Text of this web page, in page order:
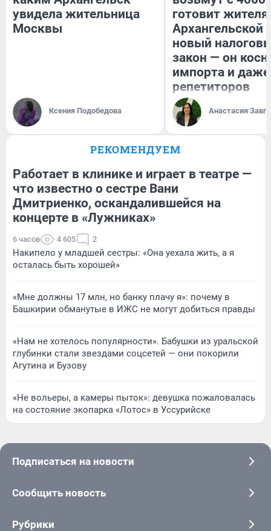
увидела жительница
Москвы
Ксения Подобедова
готовит
Архангельской
новый
закон — он
импорта и даже
репетиторов
Анастасия
РЕКОМЕНДУЕМ
Работает в клинике и играет в театре —
что известно о сестре Вани
Дмитриенко, оскандалившейся на
концерте в «Лужниках»
6 часов 4 605 2
Накипело у младшей сестры: «Она уехала жить, а я
осталась быть хорошей»
«Мне должны 17 млн, но банку плачу я»: почему в
Башкирии обманутые в ИЖС не могут добиться правды
«Нам не хотелось популярности». Бабушки из уральской
глубинки стали звездами соцсетей — они покорили
Агутина и Бузову
«Не вольеры, а камеры пыток»: девушка пожаловалась
на состояние экопарка «Лотос» в Уссурийске
Подписаться на новости
Сообщить новость
Рубрики